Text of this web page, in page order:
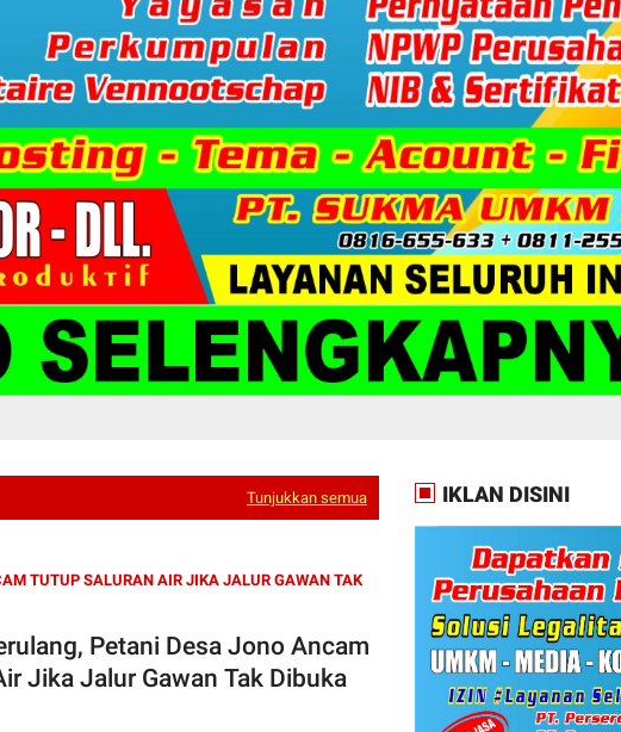
Tunjukkan semua
TUTUP SALURAN AIR JIKA JALUR GAWAN TAK
Petani Desa Jono Ancam
Jika Jalur Gawan Tak Dibuka
IKLAN DISINI